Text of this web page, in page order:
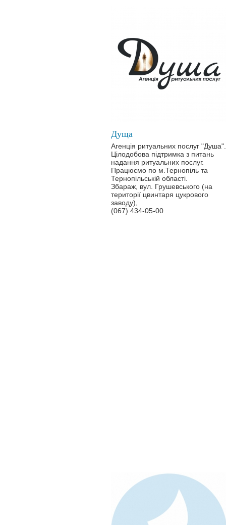
Дуща
Агенція ритуальних послуг "Душа".
Цілодобова підтримка з питань
надання ритуальних послуг.
Працюємо по м.Тернопіль та
Тернопільській області.
Збараж, вул. Грушевського (на
території цвинтаря цукрового
заводу),
(067) 434-05-00